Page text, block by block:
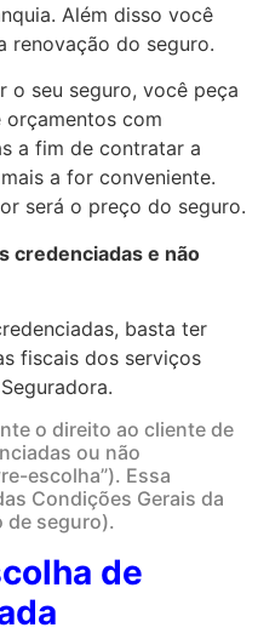
Além disso você
renovação do seguro.
o seu seguro, você peça
com
a fim de contratar a
a for conveniente.
será o preço do seguro.
credenciadas e não
basta ter
fiscais dos serviços
o direito ao cliente de
ou não
escolha”). Essa
Condições Gerais da
seguro).
de